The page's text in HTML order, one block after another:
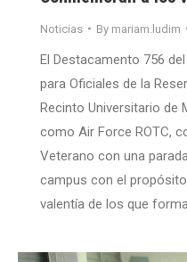
Noticias By mariam.ludim
El Destacamento 756
para Oficiales de la
Recinto Universitario de
como Air Force ROTC,
Veterano con una
campus con el
valentía de los que